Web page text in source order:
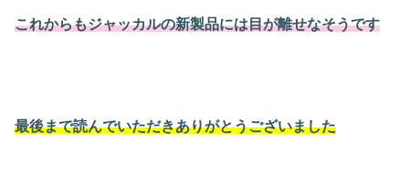
これからもジャッカルの新製品には目が離せなそうです
最後まで読んでいただきありがとうございました